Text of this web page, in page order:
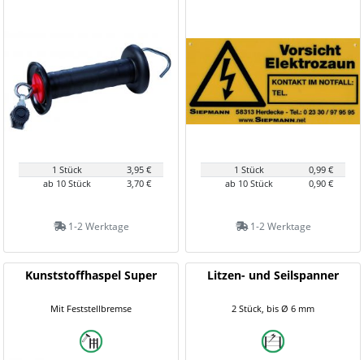
1 Stück
3,95 €
ab 10 Stück
3,70 €
1-2 Werktage
1 Stück
0,99 €
ab 10 Stück
0,90 €
1-2 Werktage
Kunststoffhaspel Super
Mit Feststellbremse
Litzen- und Seilspanner
2 Stück, bis Ø 6 mm